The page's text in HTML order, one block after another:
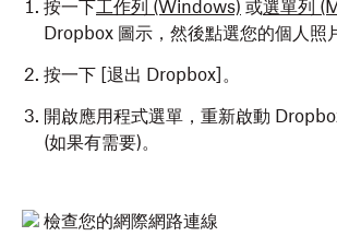
按一下工作列 (Windows) 或選單列
Dropbox 圖示，然後點選您的個人照
按一下 [退出 Dropbox]。
開啟應用程式選單，重新啟動
(如果有需要)。
檢查您的網際網路連線